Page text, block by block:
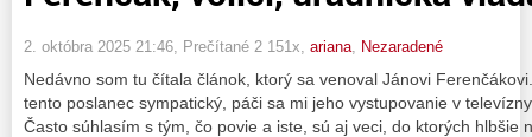
2. októbra 2025 21:46 , Prečítané 2 151x, ariana Nezaradené
Nedávno som tu čítala článok, ktorý sa venoval Jánovi
tento poslanec sympatický, páči sa mi jeho vystupovanie v
Často súhlasím s tým, čo povie a iste, sú aj veci, do ktorých hlbšie